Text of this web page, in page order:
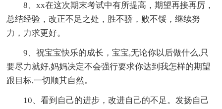
8、xx在这次期末考试中有所提高，期望再接再厉，
总结经验，改正不足之处，胜不骄，败不馁，继续努
力，力求更好。
9、祝宝宝快乐的成长，宝宝,无论你以后做什么,只
要尽力就好,妈妈决定不会强行要求你达到我怎样的期望
跟目标,一切顺其自然。
10、看到自己的进步，改进自己的不足。发扬自己